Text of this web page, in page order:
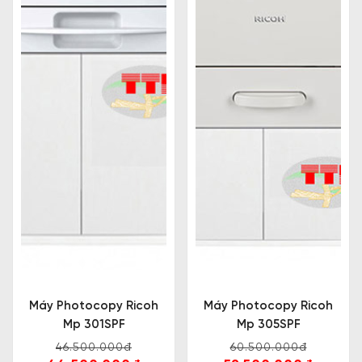
lượng nổi trội của nó thông qua các tính năng như
bảo mật thông tin, bao gồm hỗ trợ đăng nhập bằng
mật khẩu và chức năng mã hóa dữ liệu, giúp bảo vệ
Máy Photocopy Ricoh
Mp 301SPF
46.500.000đ
Máy Photocopy Ricoh
Mp 305SPF
60.500.000đ